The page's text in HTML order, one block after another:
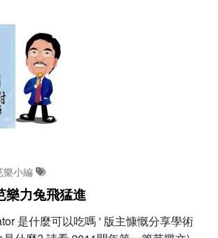
小編
樂力兔飛猛進
是什麼可以吃嗎 ' 版主慷慨分享學術